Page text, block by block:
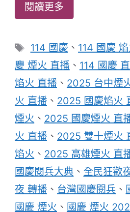
閱讀更多
標
籤
114 國慶 、 114 國慶
慶 煙火 直播 、 114 國慶
焰火 直播 、 2025 台中煙
火 直播 、 2025 國慶焰火
煙火 、 2025 國慶煙火 直
火 直播 、 2025 雙十煙火
焰火 、 2025 高雄煙火 直
國慶閱兵大典 、 全民狂歡
夜 轉播 、 台灣國慶閱兵 、
國慶 煙火 、 國慶 煙火